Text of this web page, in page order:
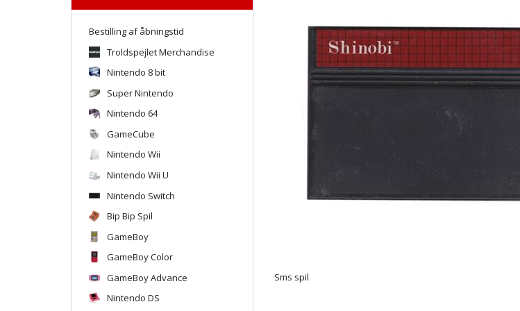
Bestilling af åbningstid
Troldspejlet Merchandise
Nintendo 8 bit
Super Nintendo
Nintendo 64
GameCube
Nintendo Wii
Nintendo Wii U
Nintendo Switch
Bip Bip Spil
GameBoy
GameBoy Color
GameBoy Advance
Nintendo DS
Sms spil